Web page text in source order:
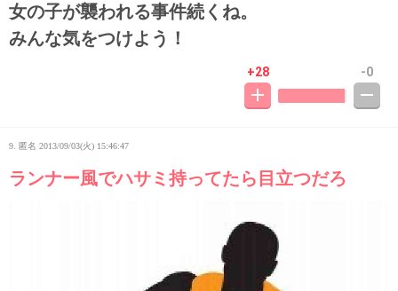
女の子が襲われる事件続くね。
みんな気をつけよう！
+28 -0
9. 匿名 2013/09/03(火) 15:46:47
ランナー風でハサミ持ってたら目立つだろ